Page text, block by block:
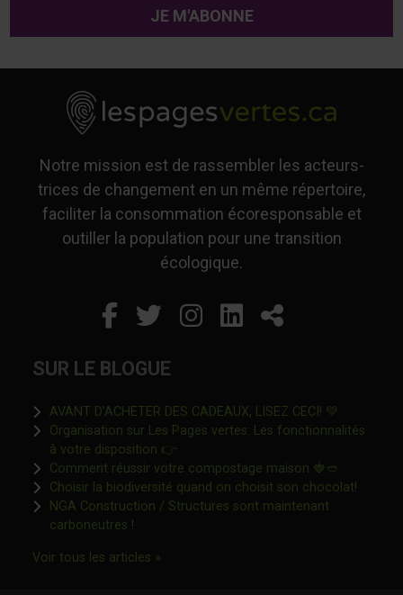
Notre mission est de rassembler les acteurs-
trices de changement en un même répertoire,
faciliter la consommation écoresponsable et
outiller la population pour une transition
écologique.
Facebook
Ce lien s'ouvrira dans
Twitter
Ce lien s'ouvrira
Instagram
Ce lien s'ouvrira
LinkedIn
Ce lien
Partager
SUR LE BLOGUE
AVANT D’ACHETER DES CADEAUX, LISEZ CECI! 💚
Organisation sur Les Pages vertes: Les fonctionnalités
à votre disposition 👉Ce lien s'ouvrira dans une nouvelle
Comment réussir votre compostage maison 🍓🥙
Choisir la biodiversité quand on choisit son chocolat!Ce lien
NGA Construction / Structures sont maintenant
carboneutres !Ce lien s'ouvrira dans une nouvelle fenêtre"
Voir tous les articles »Ce lien s'ouvrira dans une nouvelle